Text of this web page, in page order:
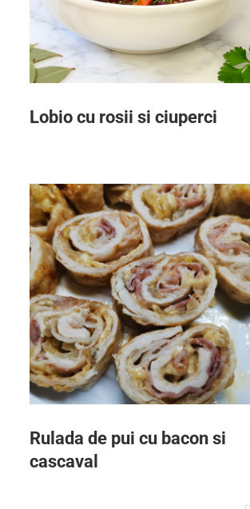
Lobio cu rosii si ciuperci
Rulada de pui cu bacon si
cascaval